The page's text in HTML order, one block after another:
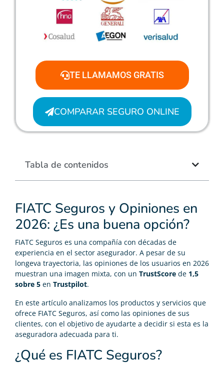
FIATC Seguros y Opiniones en
2026: ¿Es una buena opción?
FIATC Seguros es una compañía con décadas de
experiencia en el sector asegurador. A pesar de su
longeva trayectoria, las opiniones de los usuarios en 2026
muestran una imagen mixta, con un TrustScore de 1,5
sobre 5 en Trustpilot.
En este artículo analizamos los productos y servicios que
ofrece FIATC Seguros, así como las opiniones de sus
clientes, con el objetivo de ayudarte a decidir si esta es la
aseguradora adecuada para ti.
¿Qué es FIATC Seguros?
TE LLAMAMOS GRATIS
COMPARAR SEGURO ONLINE
Tabla de contenidos